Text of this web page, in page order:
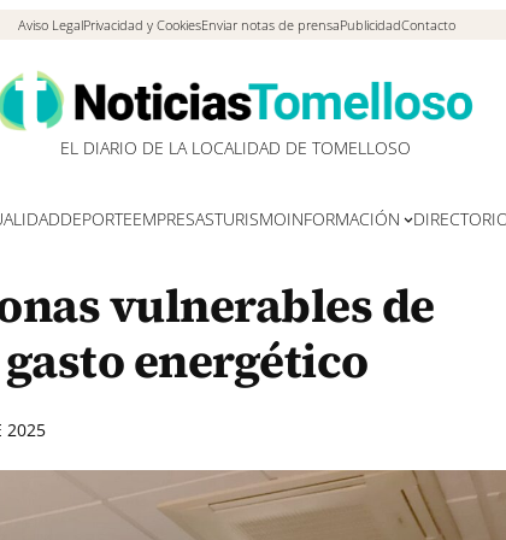
Aviso LegalPrivacidad y CookiesEnviar notas de prensaPublicidadContacto
EL DIARIO DE LA LOCALIDAD DE TOMELLOSO
DEPORTEEMPRESASTURISMOINFORMACIÓN
vulnerables de
energético
2025